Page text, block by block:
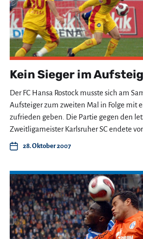
Kein Sieger im
Der FC Hansa Rostock musste sich am
Aufsteiger zum zweiten Mal in Folge mit
zufrieden geben. Die Partie gegen den
Zweitligameister Karlsruher SC endete vor
28. Oktober 2007